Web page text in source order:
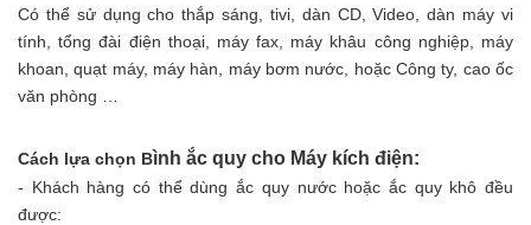
Có thể sử dụng cho thắp sáng, tivi, dàn CD, Video, dàn máy vi
tính, tổng đài điện thoại, máy fax, máy khâu công nghiệp, máy
khoan, quạt máy, máy hàn, máy bơm nước, hoặc Công ty, cao ốc
văn phòng …
Cách lựa chọn Bình ắc quy cho Máy kích điện:
- Khách hàng có thể dùng ắc quy nước hoặc ắc quy khô đều
được: